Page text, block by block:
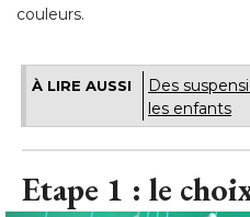
couleurs.
À LIRE AUSSI
Des
les enfants
Etape 1 : le